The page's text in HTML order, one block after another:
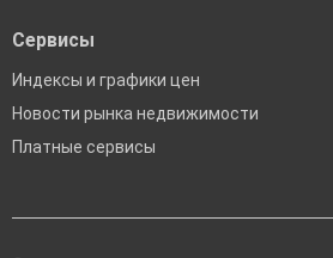
Сервисы
Индексы и графики цен
Новости рынка недвижимости
Платные сервисы